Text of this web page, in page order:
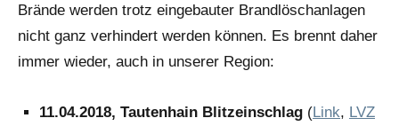
Brände werden trotz eingebauter Brandlöschanlagen
nicht ganz verhindert werden können. Es brennt daher
immer wieder, auch in unserer Region:
11.04.2018, Tautenhain Blitzeinschlag (Link, LVZ